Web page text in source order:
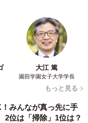
大江 篤
園田学園女子大学学長
もっと見る
みんなが真っ先に手
位は「掃除」1位は？